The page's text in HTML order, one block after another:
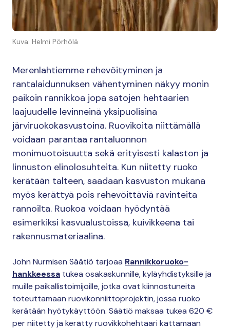
Kuva: Helmi Pörhölä
Merenlahtiemme rehevöityminen ja
rantalaidunnuksen vähentyminen näkyy monin
paikoin rannikkoa jopa satojen hehtaarien
laajuudelle levinneinä yksipuolisina
järviruokokasvustoina. Ruovikoita niittämällä
voidaan parantaa rantaluonnon
monimuotoisuutta sekä erityisesti kalaston ja
linnuston elinolosuhteita. Kun niitetty ruoko
kerätään talteen, saadaan kasvuston mukana
myös kerättyä pois rehevöittäviä ravinteita
rannoilta. Ruokoa voidaan hyödyntää
esimerkiksi kasvualustoissa, kuivikkeena tai
rakennusmateriaalina.
John Nurmisen Säätiö tarjoaa Rannikkoruoko-
hankkeessa tukea osakaskunnille, kyläyhdistyksille ja
muille paikallistoimijoille, jotka ovat kiinnostuneita
toteuttamaan ruovikonniittoprojektin, jossa ruoko
kerätään hyötykäyttöön. Säätiö maksaa tukea 620 €
per niitetty ja kerätty ruovikkohehtaari kattamaan